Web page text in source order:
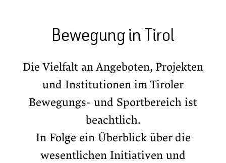
Bewegung in Tirol
Die Vielfalt an Angeboten, Projekten
und Institutionen im Tiroler
Bewegungs- und Sportbereich ist
beachtlich.
In Folge ein Überblick über die
wesentlichen Initiativen und